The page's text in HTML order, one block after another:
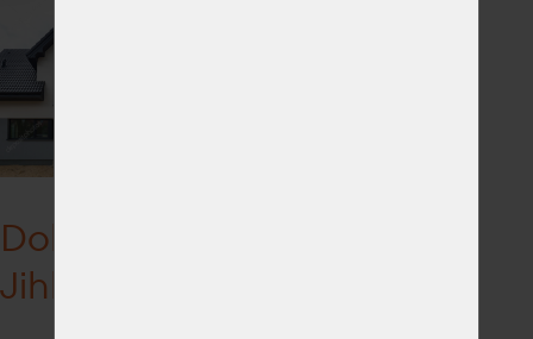
Dokončená novostavba na
Jihlavsku